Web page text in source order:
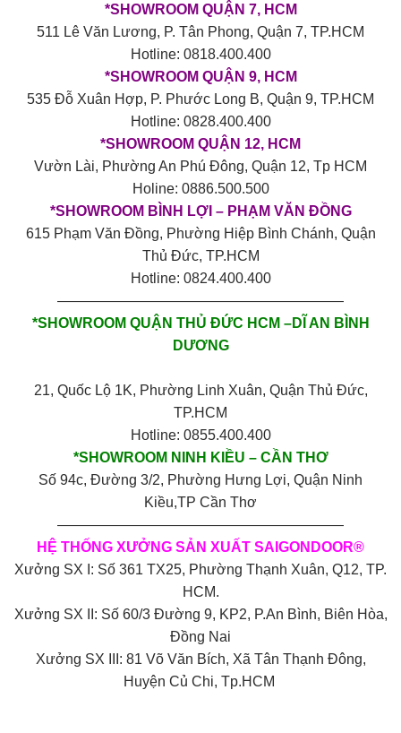
*SHOWROOM QUẬN 7, HCM
511 Lê Văn Lương, P. Tân Phong, Quận 7, TP.HCM
Hotline: 0818.400.400
*SHOWROOM QUẬN 9, HCM
535 Đỗ Xuân Hợp, P. Phước Long B, Quận 9, TP.HCM
Hotline: 0828.400.400
*SHOWROOM QUẬN 12, HCM
Vườn Lài, Phường An Phú Đông, Quận 12, Tp HCM
Holine: 0886.500.500
*SHOWROOM BÌNH LỢI – PHẠM VĂN ĐỒNG
615 Phạm Văn Đồng, Phường Hiệp Bình Chánh, Quận
Thủ Đức, TP.HCM
Hotline: 0824.400.400
————————————————————
*SHOWROOM QUẬN THỦ ĐỨC HCM –DĨ AN BÌNH
DƯƠNG
21, Quốc Lộ 1K, Phường Linh Xuân, Quận Thủ Đức,
TP.HCM
Hotline: 0855.400.400
*SHOWROOM NINH KIỀU – CẦN THƠ
Số 94c, Đường 3/2, Phường Hưng Lợi, Quận Ninh
Kiều,TP Cần Thơ
————————————————————
HỆ THỐNG XƯỞNG SẢN XUẤT SAIGONDOOR®
Xưởng SX I: Số 361 TX25, Phường Thạnh Xuân, Q12, TP.
HCM.
Xưởng SX II: Số 60/3 Đường 9, KP2, P.An Bình, Biên Hòa,
Đồng Nai
Xưởng SX III: 81 Võ Văn Bích, Xã Tân Thạnh Đông,
Huyện Củ Chi, Tp.HCM